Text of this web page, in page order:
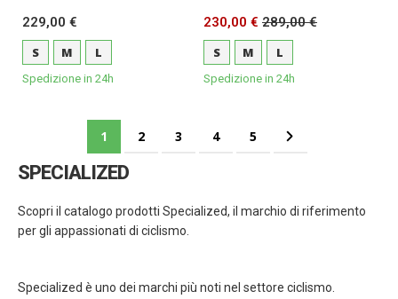
229,00 €
S
M L
Spedizione in 24h
230,00 € 289,00 €
S
M L
Spedizione in 24h
Attualmente stai leggendo la pagina
1 Pagina
2 Pagina
3 Pagina
4 Pagina
5 Pagina
Successivo
SPECIALIZED
Scopri il catalogo prodotti Specialized, il marchio di riferimento
per gli appassionati di ciclismo.
Specialized è uno dei marchi più noti nel settore ciclismo.